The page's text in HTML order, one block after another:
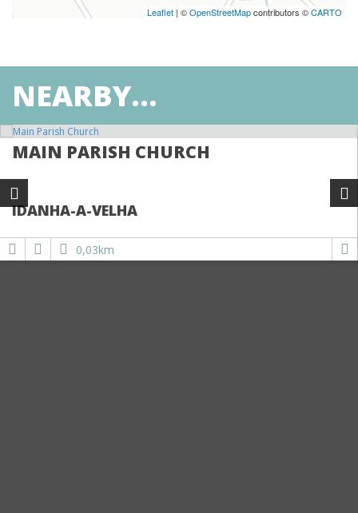
Leaflet | ©OpenStreetMapcontributors ©CARTO
NEARBY...
MAIN PARISH CHURCH
IDANHA-A-VELHA
0,03km